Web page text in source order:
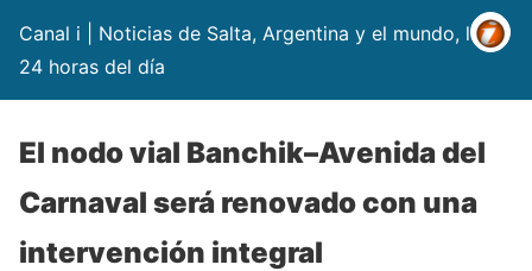
Canal i | Noticias de Salta, Argentina y el mundo, las
24 horas del día
El nodo vial Banchik–Avenida del
Carnaval será renovado con una
intervención integral